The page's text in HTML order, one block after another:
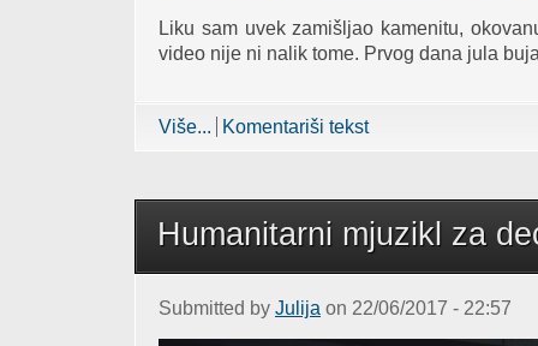
Liku sam uvek zamišljao kamenitu,
video nije ni nalik tome. Prvog dana jula
Više... about Velebitske jame između
Komentariši tekst
Humanitarni mjuzikl za
Submitted by Julija on 22/06/2017 - 22:57